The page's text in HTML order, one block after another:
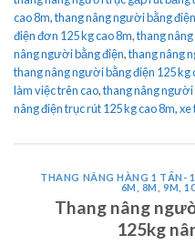
cao 8m,thang nâng người bằng
điện đơn 125 kg cao 8m,thang
nâng người bằng điện,thang nâng
thang nâng người bằng điện 125 kg
làm việc trên cao,thang nâng người
nâng điện trục rút 125 kg cao 8m,xe
THANG NÂNG HÀNG 1 TẤN-
6M, 8M, 9M,
Thang nâng
125kg